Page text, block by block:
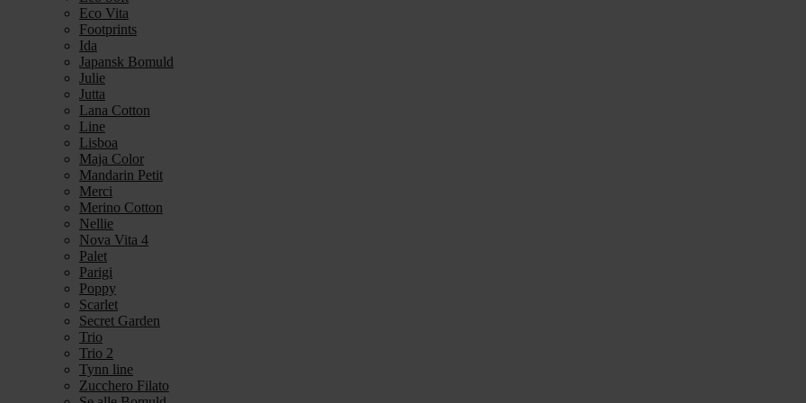
Eco Vita
Footprints
Ida
Japansk Bomuld
Julie
Jutta
Lana Cotton
Line
Lisboa
Maja Color
Mandarin Petit
Merci
Merino Cotton
Nellie
Nova Vita 4
Palet
Parigi
Poppy
Scarlet
Secret Garden
Trio
Trio 2
Tynn line
Zucchero Filato